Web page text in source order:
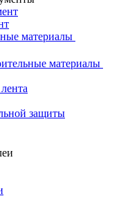
материалы
материалы
защиты